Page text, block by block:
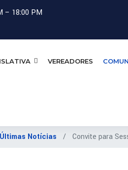
– 18:00 PM
VEREADORES
Últimas Notícias Convite para